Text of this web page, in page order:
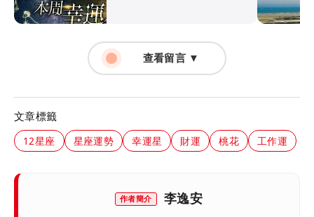
查看留言 ▼
文章標籤
12星座 星座運勢 幸運星 財運 桃花 工作運
作者簡介 李逸安